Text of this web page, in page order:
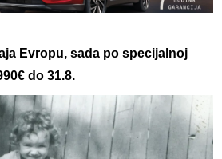
Evropu, sada po specijalnoj
do 31.8.